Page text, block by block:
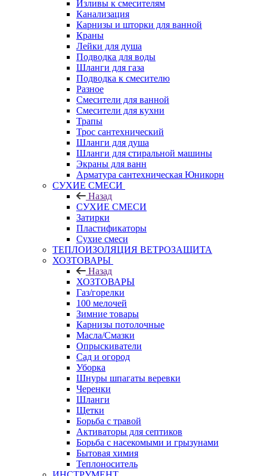
Изливы к смесителям
Канализация
Карнизы и шторки для ванной
Краны
Лейки для душа
Подводка для воды
Шланги для газа
Подводка к смесителю
Разное
Смесители для ванной
Смесители для кухни
Трапы
Трос сантехнический
Шланги для душа
Шланги для стиральной машины
Экраны для ванн
Арматура сантехническая Юникорн
СУХИЕ СМЕСИ
Назад
СУХИЕ СМЕСИ
Затирки
Пластификаторы
Сухие смеси
ТЕПЛОИЗОЛЯЦИЯ ВЕТРОЗАЩИТА
ХОЗТОВАРЫ
Назад
ХОЗТОВАРЫ
Газ/горелки
100 мелочей
Зимние товары
Карнизы потолочные
Масла/Смазки
Опрыскиватели
Сад и огород
Уборка
Шнуры шпагаты веревки
Черенки
Шланги
Щетки
Борьба с травой
Активаторы для септиков
Борьба с насекомыми и грызунами
Бытовая химия
Теплоноситель